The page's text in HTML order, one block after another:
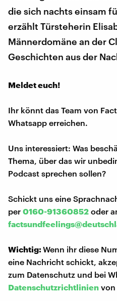
die sich nachts einsam
erzählt Türsteherin
Männerdomäne an der
Geschichten aus der
Meldet euch!
Ihr könnt das Team von
Whatsapp erreichen.
Uns interessiert: Was
Thema, über das wir
Podcast sprechen sollen?
Schickt uns eine
per 0160-91360852 oder
Wichtig:Wenn ihr diese
eine Nachricht schickt,
zum Datenschutz und bei
Datenschutzrichtlinien von